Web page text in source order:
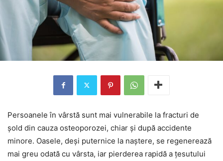
Persoanele în vârstă sunt mai vulnerabile la fracturi de
șold din cauza osteoporozei, chiar și după accidente
minore. Oasele, deși puternice la naștere, se regenerează
mai greu odată cu vârsta, iar pierderea rapidă a țesutului